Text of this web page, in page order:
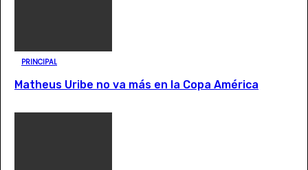
PRINCIPAL
Matheus Uribe no va más en la Copa América